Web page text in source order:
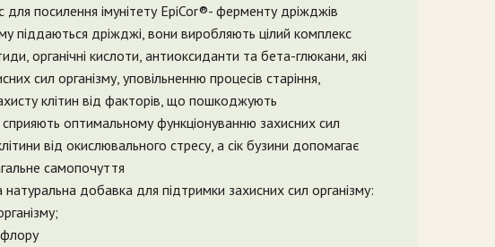
для посилення імунітету EpiCor®- ферменту дріжджів
піддаються дріжджі, вони виробляють цілий комплекс
органічні кислоти, антиоксиданти та бета-глюкани, які
сил організму, уповільненню процесів старіння,
клітин від факторів, що пошкоджують
сприяють оптимальному функціонуванню захисних сил
від окислювального стресу, а сік бузини допомагає
самопочуття
добавка для підтримки захисних сил організму: